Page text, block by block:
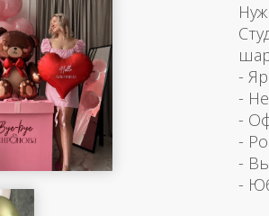
-
-
-
-
-
-